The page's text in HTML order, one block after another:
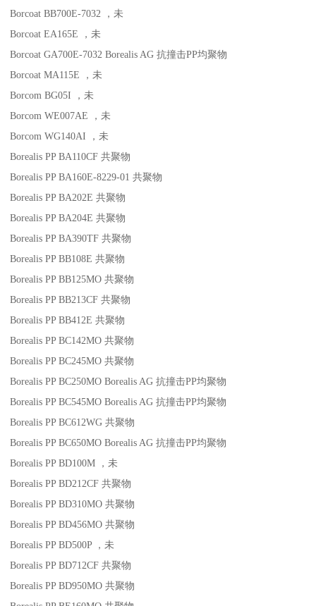
Borcoat BB700E-7032
，未
Borcoat EA165E
，未
Borcoat GA700E-7032 Borealis AG 抗撞击PP均聚物
Borcoat MA115E
，未
Borcom BG05I
，未
Borcom WE007AE
，未
Borcom WG140AI
，未
Borealis PP BA110CF 共聚物
Borealis PP BA160E-8229-01 共聚物
Borealis PP BA202E 共聚物
Borealis PP BA204E 共聚物
Borealis PP BA390TF 共聚物
Borealis PP BB108E 共聚物
Borealis PP BB125MO 共聚物
Borealis PP BB213CF 共聚物
Borealis PP BB412E 共聚物
Borealis PP BC142MO 共聚物
Borealis PP BC245MO 共聚物
Borealis PP BC250MO Borealis AG 抗撞击PP均聚物
Borealis PP BC545MO Borealis AG 抗撞击PP均聚物
Borealis PP BC612WG 共聚物
Borealis PP BC650MO Borealis AG 抗撞击PP均聚物
Borealis PP BD100M
，未
Borealis PP BD212CF 共聚物
Borealis PP BD310MO 共聚物
Borealis PP BD456MO 共聚物
Borealis PP BD500P
，未
Borealis PP BD712CF 共聚物
Borealis PP BD950MO 共聚物